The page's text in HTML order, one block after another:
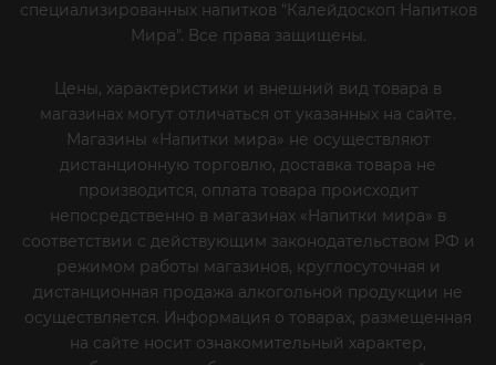
специализированных напитков "Калейдоскоп Напитков
Мира". Все права защищены.
Цены, характеристики и внешний вид товара в
магазинах могут отличаться от указанных на сайте.
Магазины «Напитки мира» не осуществляют
дистанционную торговлю, доставка товара не
производится, оплата товара происходит
непосредственно в магазинах «Напитки мира» в
соответствии с действующим законодательством РФ и
режимом работы магазинов, круглосуточная и
дистанционная продажа алкогольной продукции не
осуществляется. Информация о товарах, размещенная
на сайте носит ознакомительный характер,